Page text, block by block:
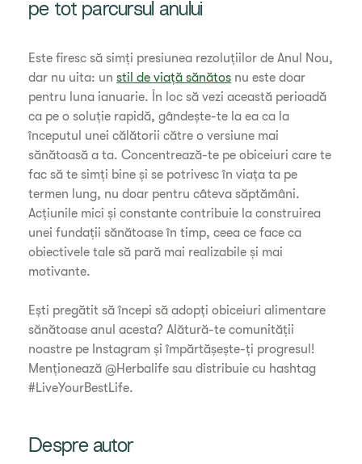
pe tot parcursul anului
Este firesc să simți presiunea rezoluțiilor de Anul Nou,
dar nu uita: unstil de viață sănătos nu este doar
pentru luna ianuarie. În loc să vezi această perioadă
ca pe o soluție rapidă, gândește-te la ea ca la
începutul unei călătorii către o versiune mai
sănătoasă a ta. Concentrează-te pe obiceiuri care te
fac să te simți bine și se potrivesc în viața ta pe
termen lung, nu doar pentru câteva săptămâni.
Acțiunile mici și constante contribuie la construirea
unei fundații sănătoase în timp, ceea ce face ca
obiectivele tale să pară mai realizabile și mai
motivante.
Ești pregătit să începi să adopți obiceiuri alimentare
sănătoase anul acesta? Alătură-te comunității
noastre pe Instagram și împărtășește-ți progresul!
Menționează @Herbalife sau distribuie cu hashtag
#LiveYourBestLife.
Despre autor